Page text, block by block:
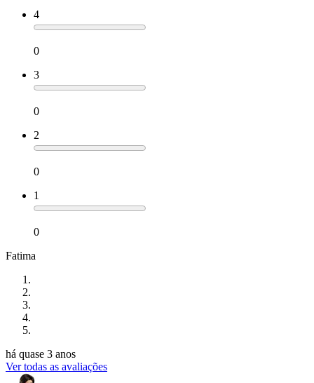
4
0
3
0
2
0
1
0
Fatima
há quase 3 anos
Ver todas as avaliações